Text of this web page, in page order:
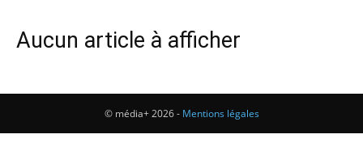
Aucun article à afficher
© média+ 2026 - Mentions légales